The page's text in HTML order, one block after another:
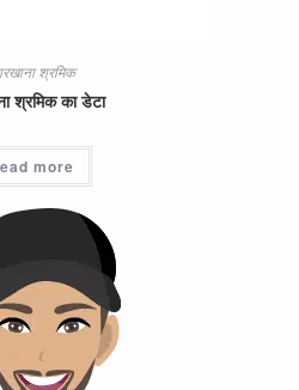
श्रमिक
श्रमिक का डेटा
more